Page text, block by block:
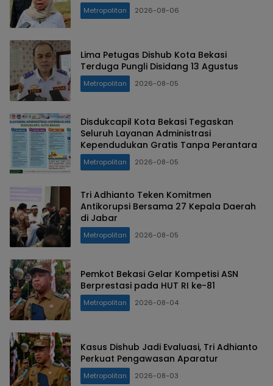
Metropolitan 2026-08-06
Lima Petugas Dishub Kota Bekasi
Terduga Pungli Disidang 13 Agustus
Metropolitan 2026-08-05
Disdukcapil Kota Bekasi Tegaskan
Seluruh Layanan Administrasi
Kependudukan Gratis Tanpa Perantara
Metropolitan 2026-08-05
Tri Adhianto Teken Komitmen
Antikorupsi Bersama 27 Kepala Daerah
di Jabar
Metropolitan 2026-08-05
Pemkot Bekasi Gelar Kompetisi ASN
Berprestasi pada HUT RI ke-81
Metropolitan 2026-08-04
Kasus Dishub Jadi Evaluasi, Tri Adhianto
Perkuat Pengawasan Aparatur
Metropolitan 2026-08-03